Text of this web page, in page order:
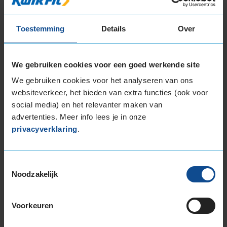
Toestemming Details Over
We gebruiken cookies voor een goed werkende site
We gebruiken cookies voor het analyseren van ons
websiteverkeer, het bieden van extra functies (ook voor
social media) en het relevanter maken van
advertenties. Meer info lees je in onze
privacyverklaring.
Noodzakelijk
Voorkeuren
Koop de Continental CROSSCONTACT WINTER
Extra load in de maat 245 65 R17 eenvoudig
EU Bandenlabel
245/65R17 111 T